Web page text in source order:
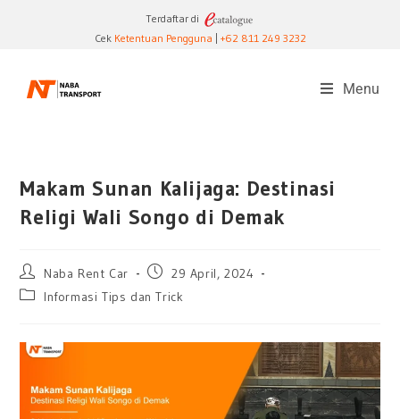
Terdaftar di
CekKetentuan Pengguna +62 811 249 3232
Menu
Makam Sunan Kalijaga: Destinasi
Religi Wali Songo di Demak
Naba Rent Car
29 April, 2024
Informasi Tips dan Trick